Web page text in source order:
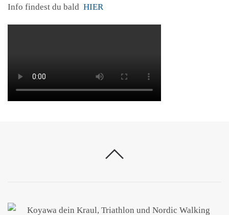
Info findest du bald HIER